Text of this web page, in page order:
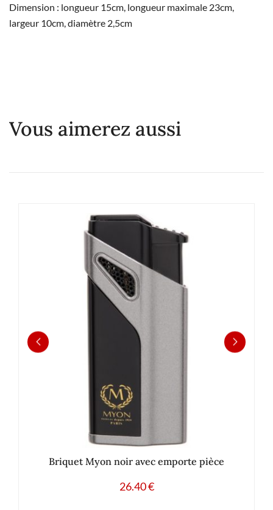
Dimension : longueur 15cm, longueur maximale 23cm,
largeur 10cm, diamètre 2,5cm
Vous aimerez aussi
Briquet Myon noir avec emporte pièce
26.40€